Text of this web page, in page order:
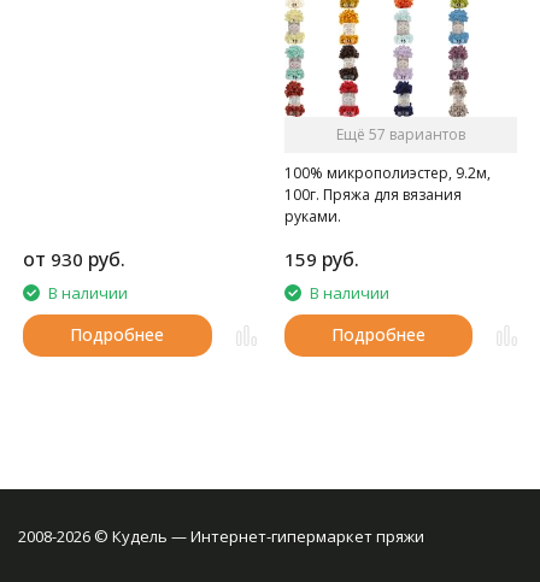
от 930 руб.
В наличии
Подробнее
Ещё 57 вариантов
100% микрополиэстер, 9.2м,
100г. Пряжа для вязания
руками.
159 руб.
В наличии
Подробнее
2008-2026 © Кудель — Интернет-гипермаркет пряжи